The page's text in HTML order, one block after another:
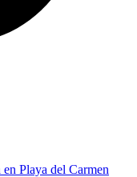
Playa del Carmen